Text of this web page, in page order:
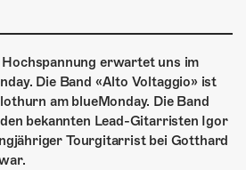
erwartet uns im
Die Band «Alto Voltaggio» ist
am blueMonday. Die Band
bekannten Lead-Gitarristen Igor
Tourgitarrist bei Gotthard